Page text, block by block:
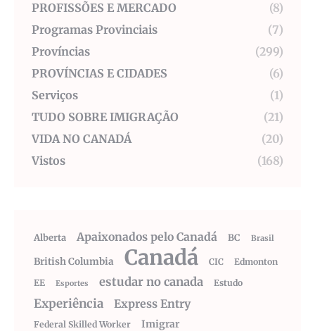
PROFISSÕES E MERCADO
(8)
Programas Provinciais
(7)
Províncias
(299)
PROVÍNCIAS E CIDADES
(6)
Serviços
(1)
TUDO SOBRE IMIGRAÇÃO
(21)
VIDA NO CANADÁ
(20)
Vistos
(168)
Alberta Apaixonados pelo Canadá BC Brasil
British Columbia Canadá CIC
Edmonton
EE
Esportes estudar no canada Estudo
Experiência Express Entry
Federal Skilled Worker Imigrar